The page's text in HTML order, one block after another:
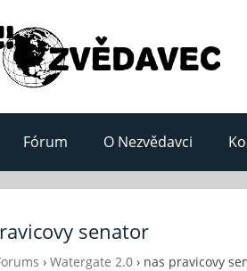
Fórum O Nezvědavci
senator
› Watergate 2.0 › nas pravicovy